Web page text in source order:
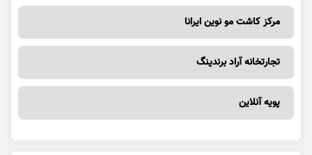
مرکز کاشت مو نوین ایرانا
تجارتخانه آراد برندینگ
پویه آنلاین